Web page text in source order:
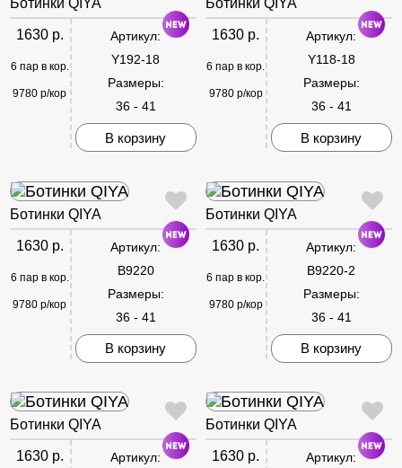
Ботинки QIYA
1630 р.
6 пар в кор.
9780 р/кор
Артикул:
Y192-18
Размеры:
36 - 41
В корзину
Ботинки QIYA
1630 р.
6 пар в кор.
9780 р/кор
Артикул:
Y118-18
Размеры:
36 - 41
В корзину
Ботинки QIYA
1630 р.
6 пар в кор.
9780 р/кор
Артикул:
B9220
Размеры:
36 - 41
В корзину
Ботинки QIYA
1630 р.
6 пар в кор.
9780 р/кор
Артикул:
B9220-2
Размеры:
36 - 41
В корзину
Ботинки QIYA
1630 р. Артикул:
Ботинки QIYA
1630 р. Артикул: